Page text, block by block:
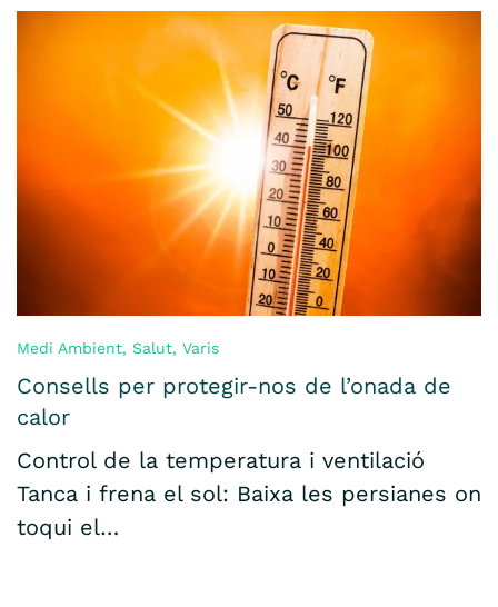
Medi Ambient, Salut, Varis
Consells per protegir-nos de l’onada de
calor
Control de la temperatura i ventilació
Tanca i frena el sol: Baixa les persianes on
toqui el…